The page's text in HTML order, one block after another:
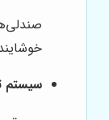
سیستم